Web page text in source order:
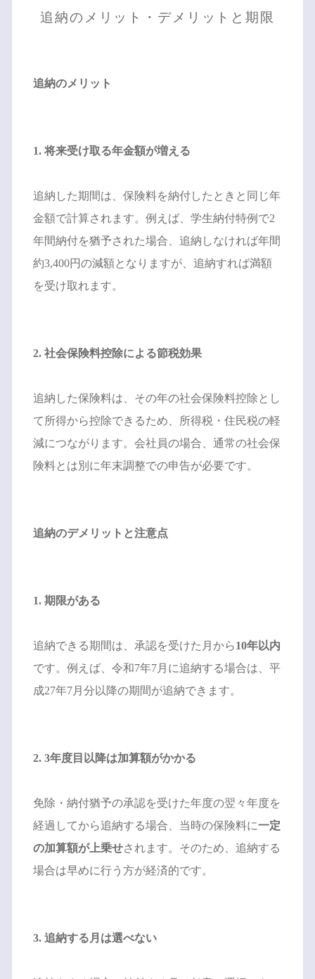
追納のメリット・デメリットと期限
追納のメリット
1. 将来受け取る年金額が増える
追納した期間は、保険料を納付したときと同じ年
金額で計算されます。例えば、学生納付特例で2
年間納付を猶予された場合、追納しなければ年間
約3,400円の減額となりますが、追納すれば満額
を受け取れます。
2. 社会保険料控除による節税効果
追納した保険料は、その年の社会保険料控除とし
て所得から控除できるため、所得税・住民税の軽
減につながります。会社員の場合、通常の社会保
険料とは別に年末調整での申告が必要です。
追納のデメリットと注意点
1. 期限がある
追納できる期間は、承認を受けた月から10年以内
です。例えば、令和7年7月に追納する場合は、平
成27年7月分以降の期間が追納できます。
2. 3年度目以降は加算額がかかる
免除・納付猶予の承認を受けた年度の翌々年度を
経過してから追納する場合、当時の保険料に一定
の加算額が上乗せされます。そのため、追納する
場合は早めに行う方が経済的です。
3. 追納する月は選べない